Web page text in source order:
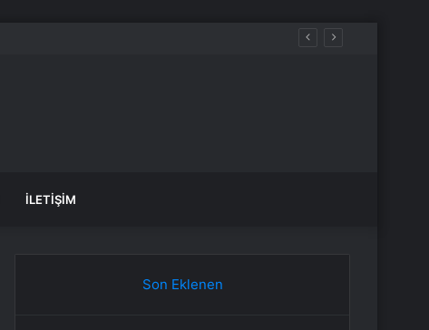
İLETIŞIM
Son Eklenen